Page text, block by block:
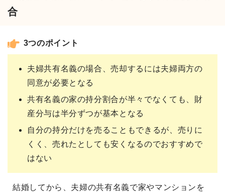
合
3つのポイント
夫婦共有名義の場合、売却するには夫婦両方の
同意が必要となる
共有名義の家の持分割合が半々でなくても、財
産分与は半分ずつが基本となる
自分の持分だけを売ることもできるが、売りに
くく、売れたとしても安くなるのでおすすめで
はない
結婚してから、夫婦の共有名義で家やマンションを